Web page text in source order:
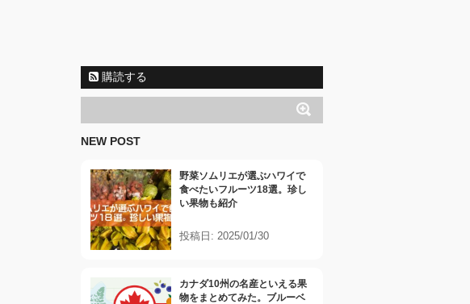
購読する
NEW POST
野菜ソムリエが選ぶハワイで
食べたいフルーツ18選。珍し
い果物も紹介
投稿日: 2025/01/30
カナダ10州の名産といえる果
物をまとめてみた。ブルーベ